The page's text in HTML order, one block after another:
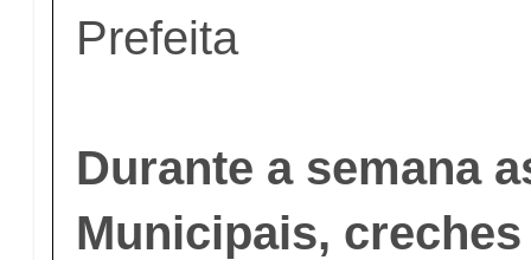
Prefeita
Durante a semana
Municipais, creches